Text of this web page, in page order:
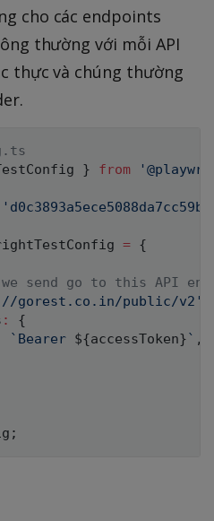
cho các endpoints
thường với mỗi API
thực và chúng thường
} from
= {
send go to this API
gorest.co.in/public/v2'
:
{
` Bearer ${accessToken}` ,
;